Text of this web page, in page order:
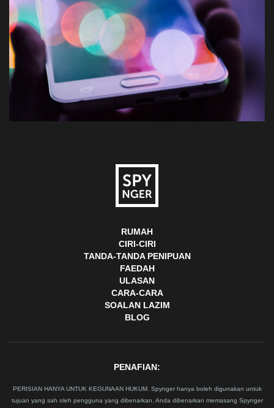
RUMAH
CIRI-CIRI
TANDA-TANDA PENIPUAN
FAEDAH
ULASAN
CARA-CARA
SOALAN LAZIM
BLOG
PENAFIAN:
PERISIAN HANYA UNTUK KEGUNAAN HUKUM. Spynger hanya boleh digunakan untuk
tujuan yang sah oleh pengguna yang dibenarkan. Anda dibenarkan memasang Spynger